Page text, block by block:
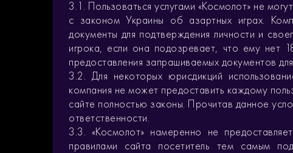
3.1. Пользоваться услугами «Космолот» не
с законом Украины об азартных играх.
документы для подтверждения личности и
игрока, если она подозревает, что ему нет
предоставления запрашиваемых документов
3.2. Для некоторых юрисдикций
компания не может предоставить каждому
сайте полностью законы. Прочитав данное
ответственности.
3.3. «Космолот» намеренно не
правилами сайта посетитель тем самым